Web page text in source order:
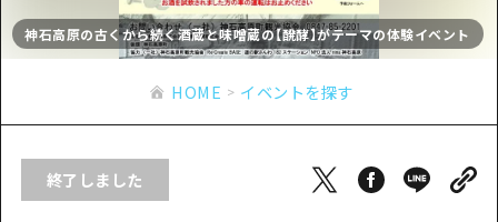
サイクリング
ショッピング
ナイトライフ
世界遺産
広島市周辺
安芸
備後
安芸
備後
備北
宮島周辺
お役立ち情報
アクセス
二次交通まとめ
HOME
HOME イベントを探す
終了しました
神石高原の古くから続く酒蔵と味噌蔵の【醗酵】がテーマの体験イベント